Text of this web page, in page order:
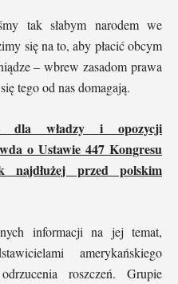
tak słabym narodem we
się na to, aby płacić obcym
– wbrew zasadom prawa
tego od nas domagają.
dla władzy i opozycji
o Ustawie 447 Kongresu
przed polskim
informacji na jej temat,
amerykańskiego
roszczeń. Grupie